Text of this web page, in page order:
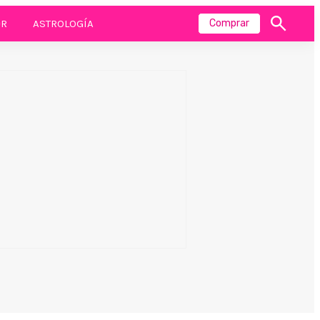
ASTROLOGÍA Comprar
Mostrar